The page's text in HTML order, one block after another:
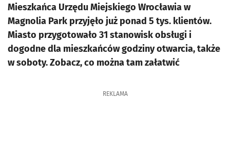
Mieszkańca Urzędu Miejskiego Wrocławia w
Magnolia Park przyjęło już ponad 5 tys. klientów.
Miasto przygotowało 31 stanowisk obsługi i
dogodne dla mieszkańców godziny otwarcia, także
w soboty. Zobacz, co można tam załatwić
REKLAMA